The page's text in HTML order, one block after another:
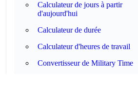
Calculateur de jours à partir
d'aujourd'hui
Calculateur de durée
Calculateur d'heures de travail
Convertisseur de Military Time